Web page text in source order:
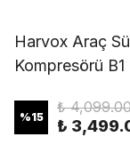
Harvox Araç
Kompresörü B1
%15
₺
₺